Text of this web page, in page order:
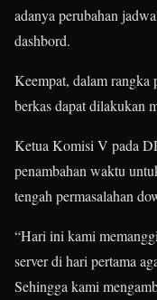
adanya perubahan
dashbord.
Keempat, dalam rangka
berkas dapat dilakukan
Ketua Komisi V pada
penambahan waktu
tengah permasalahan
“Hari ini kami
server di hari pertama
Sehingga kami